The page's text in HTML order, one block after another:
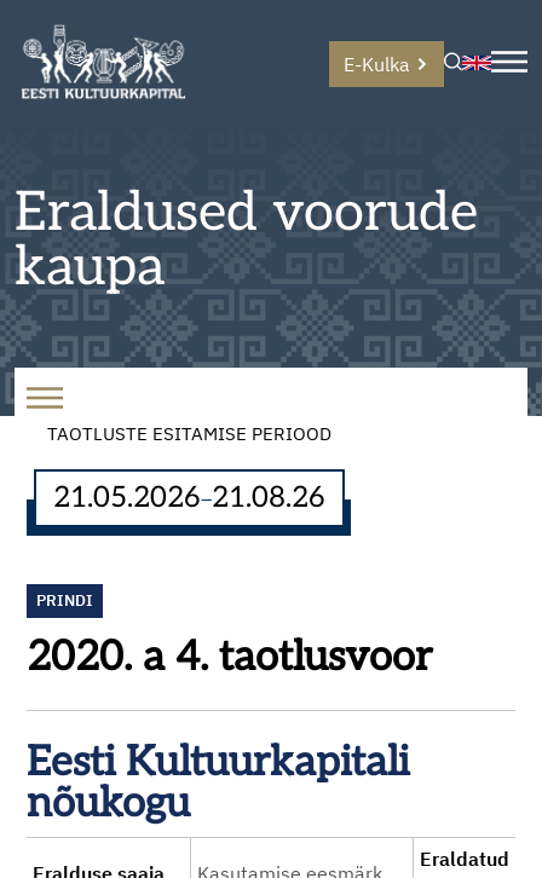
E-Kulka
Eraldused voorude
kaupa
TAOTLUSTE ESITAMISE PERIOOD
21.05.2026–21.08.26
PRINDI
2020. a 4. taotlusvoor
Eesti Kultuurkapitali
nõukogu
Eralduse saaja Kasutamise eesmärk
Eraldatud